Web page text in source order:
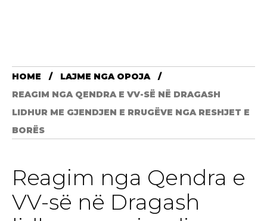
HOME
LAJME NGA OPOJA
REAGIM NGA QENDRA E VV-SË NË DRAGASH
LIDHUR ME GJENDJEN E RRUGËVE NGA RESHJET E
BORËS
Reagim nga Qendra e
VV-së në Dragash